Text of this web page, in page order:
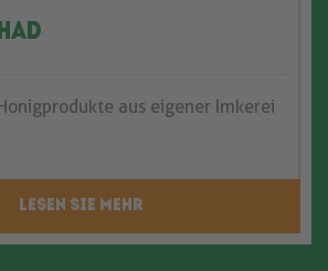
aus eigener Imkerei
LESEN SIE MEHR